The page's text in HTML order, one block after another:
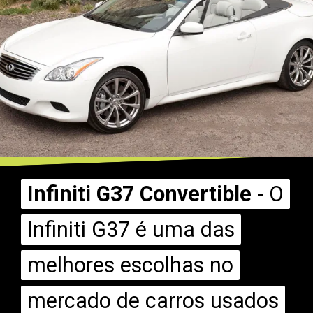
Infiniti G37 Convertible - O
Infiniti G37 é uma das
melhores escolhas no
mercado de carros usados
Infiniti G37 Convertible - O
Infiniti G37 é uma das
melhores escolhas no
mercado de carros usados